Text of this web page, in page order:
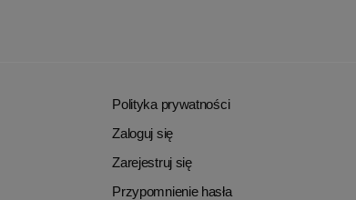
Polityka prywatności
Zaloguj się
Zarejestruj się
Przypomnienie hasła